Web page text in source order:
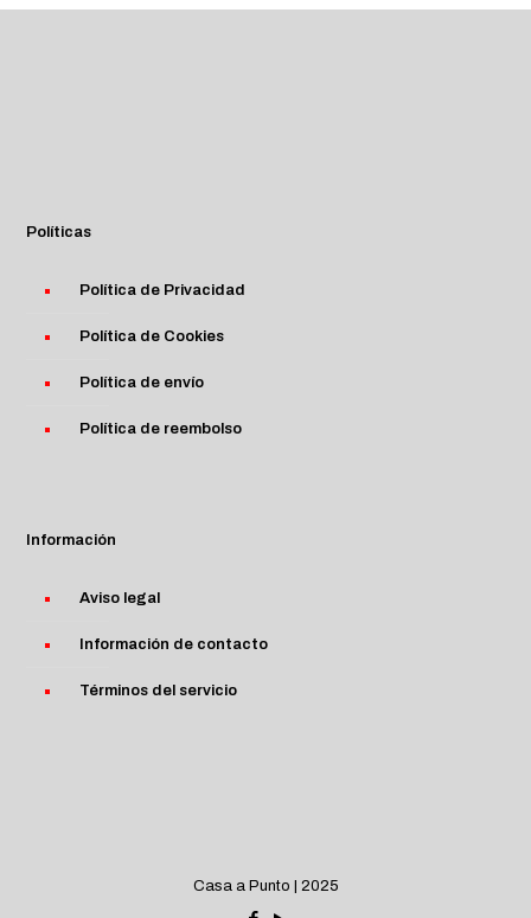
Políticas
Política de Privacidad
Política de Cookies
Política de envío
Política de reembolso
Información
Aviso legal
Información de contacto
Términos del servicio
Casa a Punto | 2025